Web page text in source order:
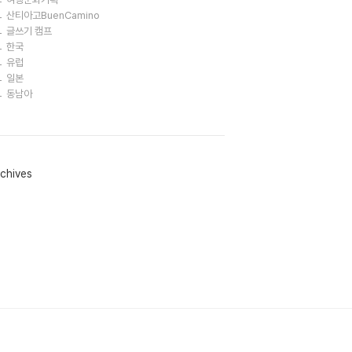
산티아고BuenCamino
글쓰기 캠프
한국
유럽
일본
동남아